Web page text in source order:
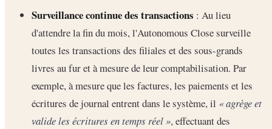
Surveillance continue des transactions : Au lieu
d'attendre la fin du mois, l'Autonomous Close surveille
toutes les transactions des filiales et des sous-grands
livres au fur et à mesure de leur comptabilisation. Par
exemple, à mesure que les factures, les paiements et les
écritures de journal entrent dans le système, il « agrège et
valide les écritures en temps réel », effectuant des